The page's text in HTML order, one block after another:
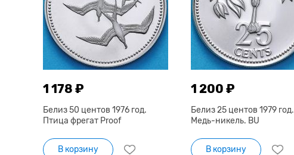
1 178 ₽
Белиз 50 центов 1976 год.
Птица фрегат Proof
В корзину
1 200 ₽
Белиз 25 центов 1979 год.
Медь-никель. BU
В корзину